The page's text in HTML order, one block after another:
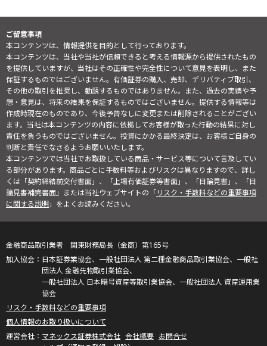
ご留意事項
本コンテンツは、情報提供を目的として行っております。
本コンテンツは、当社や当社が信頼できると考える情報源から提供されたもの
を提供していますが、当社はその正確性や完全性について意見を表明し、また
保証するものではございません。有価証券の購入、売却、デリバティブ取引、
その他の取引を推奨し、勧誘するものではありません。また、過去の実績や予
想・意見は、将来の結果を保証するものではございません。提供する情報等は
作成時現在のものであり、今後予告なしに変更または削除されることがござい
ます。当社は本コンテンツの内容に依拠してお客様が取った行動の結果に対し
責任を負うものではございません。投資にかかる最終決定は、お客様ご自身の
判断と責任でなさるようお願いいたします。
本コンテンツでは当社でお取扱している商品・サービス等について言及してい
る部分があります。商品ごとに手数料等およびリスクは異なりますので、詳し
くは「契約締結前交付書面」、「上場有価証券等書面」、「目論見書」、「目
論見書補完書面」または当社ウェブサイトの「リスク・手数料などの重要事項
に関する説明」をよくお読みください。
金融商品取引業者 関東財務局長（金商）第165号
日本証券業協会、一般社団法人 第二種金融商品取引業協会、一般社
団法人 金融先物取引業協会、
一般社団法人 日本暗号資産等取引業協会、一般社団法人 資産運用業
協会
リスク・手数料などの重要事項
個人情報のお取り扱いについて
マネックス証券株式会社 会社概要 お問合せ